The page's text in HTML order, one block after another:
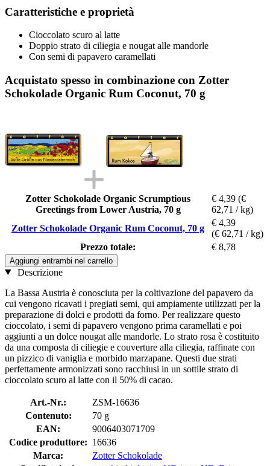
Caratteristiche e proprietà
Cioccolato scuro al latte
Doppio strato di ciliegia e nougat alle mandorle
Con semi di papavero caramellati
Acquistato spesso in combinazione con Zotter
Schokolade Organic Rum Coconut, 70 g
Zotter Schokolade Organic Scrumptious
Greetings from Lower Austria, 70 g
€ 4,39 (€
62,71 / kg)
Zotter Schokolade Organic Rum Coconut, 70 g
€ 4,39
(€ 62,71 / kg)
Prezzo totale:
€ 8,78
Aggiungi entrambi nel carrello
Descrizione
La Bassa Austria è conosciuta per la coltivazione del papavero da
cui vengono ricavati i pregiati semi, qui ampiamente utilizzati per la
preparazione di dolci e prodotti da forno. Per realizzare questo
cioccolato, i semi di papavero vengono prima caramellati e poi
aggiunti a un dolce nougat alle mandorle. Lo strato rosa è costituito
da una composta di ciliegie e couverture alla ciliegia, raffinate con
un pizzico di vaniglia e morbido marzapane. Questi due strati
perfettamente armonizzati sono racchiusi in un sottile strato di
cioccolato scuro al latte con il 50% di cacao.
Art.-Nr.:
ZSM-16636
Contenuto:
70 g
EAN:
9006403071709
Codice produttore: 16636
Marca:
Zotter Schokolade